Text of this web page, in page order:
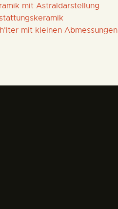
mit Astraldarstellung
mit kleinen Abmessungen